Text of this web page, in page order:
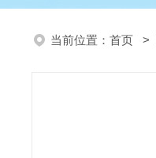
当前位置： 首页 >